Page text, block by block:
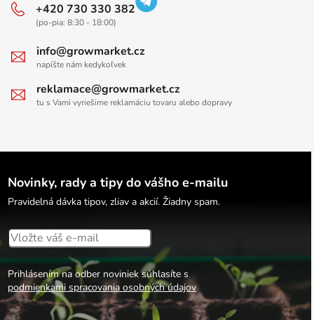
+420 730 330 382
(po-pia: 8:30 - 18:00)
info@growmarket.cz
napíšte nám kedykoľvek
reklamace@growmarket.cz
tu s Vami vyriešime reklamáciu tovaru alebo dopravy
Novinky, rady a tipy do vášho e-mailu
Pravidelná dávka tipov, zliav a akcií. Žiadny spam.
Prihlásením na odber noviniek súhlasíte s
podmienkami spracovania osobných údajov